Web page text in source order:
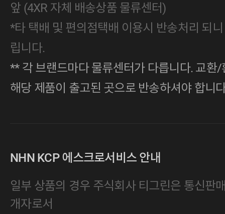
앞 (4XR 자체 배송상품 물류센터)
*타 택배 및 편의점택배 이용시 반송처리 되
립니다.
** 각 브랜드마다 물류센터가 다릅니다. 교환
해당 제품이 출고된 곳으로 반송하셔야 합니
NHN KCP 에스크로서비스 안내
일부 상품의 경우 주식회사 티그린은 통신판
개자로서